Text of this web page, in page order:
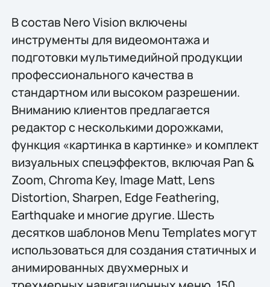
В состав Nero Vision включены
инструменты для видеомонтажа и
подготовки мультимедийной продукции
профессионального качества в
стандартном или высоком разрешении.
Вниманию клиентов предлагается
редактор с несколькими дорожками,
функция «картинка в картинке» и комплект
визуальных спецэффектов, включая Pan &
Zoom, Chroma Key, Image Matt, Lens
Distortion, Sharpen, Edge Feathering,
Earthquake и многие другие. Шесть
десятков шаблонов Menu Templates могут
использоваться для создания статичных и
анимированных двухмерных и